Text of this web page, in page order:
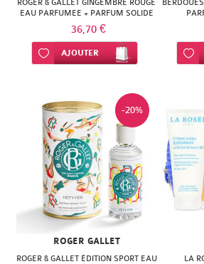
ROGER & GALLET GINGEMBRE ROUGE
EAU PARFUMEE + PARFUM SOLIDE
36,70 €
Ajouter à ma liste d’envie
AJOUTER
-20%
ROGER GALLET
ROGER & GALLET ÉDITION SPORT EAU
LA